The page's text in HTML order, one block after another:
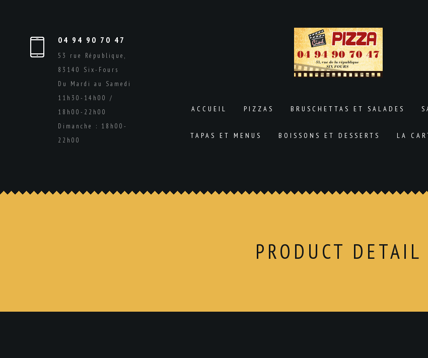
04 94 90 70 47
53 rue République,
83140 Six-Fours
Du Mardi au Samedi
11h30-14h00 /
18h00-22h00
Dimanche : 18h00-
22h00
ACCUEIL PIZZAS BRUSCHETTAS ET SALADES
TAPAS ET MENUS BOISSONS ET DESSERTS LA
PRODUCT DETAIL